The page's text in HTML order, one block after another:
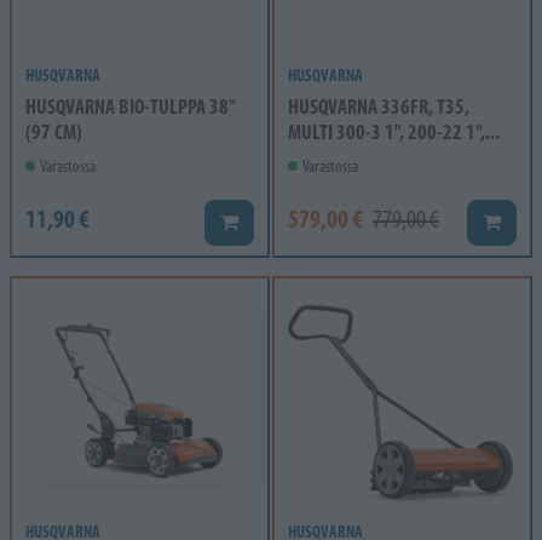
HUSQVARNA
HUSQVARNA BIO-TULPPA 38"
(97 CM)
Varastossa
11,90 € Lisää koriin
HUSQVARNA
HUSQVARNA 336FR, T35,
MULTI 300-3 1", 200-22 1",...
Varastossa
579,00 € 779,00 € Lisää
HUSQVARNA HUSQVARNA